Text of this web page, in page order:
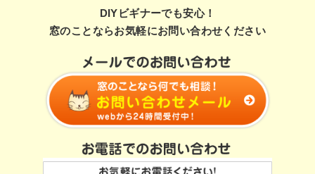
DIYビギナーでも安心！
窓のことならお気軽にお問い合わせください